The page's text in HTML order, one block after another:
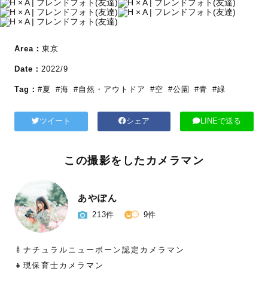
Area： 東京
Date： 2022/9
Tag： #夏 #海 #自然・アウトドア #空 #公園 #青 #緑
ツイート シェア LINEで送る
この撮影をしたカメラマン
あやぽん
213件 9件
🍼ナチュラルニューボーン認定カメラマン
👧現保育士カメラマン